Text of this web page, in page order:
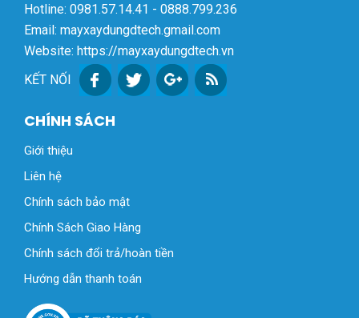
Hotline: 0981.57.14.41 - 0888.799.236
Email: mayxaydungdtech.gmail.com
Website: https://mayxaydungdtech.vn
KẾT NỐI
CHÍNH SÁCH
Giới thiệu
Liên hệ
Chính sách bảo mật
Chính Sách Giao Hàng
Chính sách đổi trả/hoàn tiền
Hướng dẫn thanh toán